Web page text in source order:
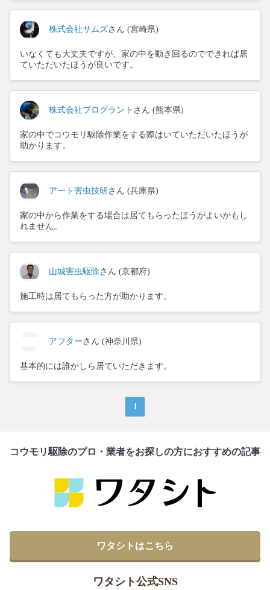
株式会社サムズさん (宮崎県)
いなくても大丈夫ですが、家の中を動き回るのでできれば居
ていただいたほうが良いです。
株式会社プログラント さん (熊本県)
家の中でコウモリ駆除作業をする際はいていただいたほうが
助かります。
アート害虫技研さん (兵庫県)
家の中から作業をする場合は居てもらったほうがよいかもし
れません。
山城害虫駆除 さん (京都府)
施工時は居てもらった方が助かります。
アフター さん (神奈川県)
基本的には誰かしら居ていただきます。
1
コウモリ駆除のプロ・業者をお探しの方におすすめの記事
ワタシトはこちら
ワタシト公式SNS